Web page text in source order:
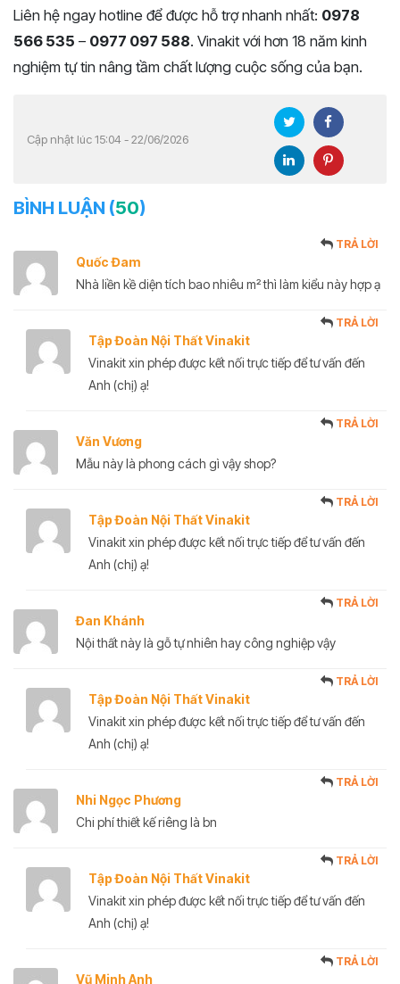
Liên hệ ngay hotline để được hỗ trợ nhanh nhất: 0978
566 535 – 0977 097 588. Vinakit với hơn 18 năm kinh
nghiệm tự tin nâng tầm chất lượng cuộc sống của bạn.
Cập nhật lúc 15:04 - 22/06/2026
BÌNH LUẬN (50)
Quốc Đam
TRẢ LỜI
Nhà liền kề diện tích bao nhiêu m² thì làm kiểu này hợp ạ
Tập Đoàn Nội Thất Vinakit
TRẢ LỜI
Vinakit xin phép được kết nối trực tiếp để tư vấn đến
Anh (chị) ạ!
Văn Vương
TRẢ LỜI
Mẫu này là phong cách gì vậy shop?
Tập Đoàn Nội Thất Vinakit
TRẢ LỜI
Vinakit xin phép được kết nối trực tiếp để tư vấn đến
Anh (chị) ạ!
Đan Khánh
TRẢ LỜI
Nội thất này là gỗ tự nhiên hay công nghiệp vậy
Tập Đoàn Nội Thất Vinakit
TRẢ LỜI
Vinakit xin phép được kết nối trực tiếp để tư vấn đến
Anh (chị) ạ!
Nhi Ngọc Phương
TRẢ LỜI
Chi phí thiết kế riêng là bn
Tập Đoàn Nội Thất Vinakit
TRẢ LỜI
Vinakit xin phép được kết nối trực tiếp để tư vấn đến
Anh (chị) ạ!
Vũ Minh Anh
TRẢ LỜI